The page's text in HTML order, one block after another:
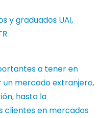
y graduados UAI,
a tener en
mercado extranjero,
hasta la
clientes en mercados